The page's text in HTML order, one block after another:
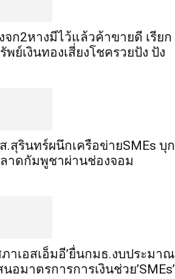
จก​2​หาง​มีไว้แล้ว​ค้าขาย​ดี​ เรียก​
พย์เงินทอง​เสี่ยงโชค​รวยปัง​ ปัง​
.สุรินทร์ผนึกเครือข่ายSMEs บุก
าดกัมพูชาผ่านช่องจอม
ภาเอสเอ็มอี’ยื่นกมธ.งบประมาณ
นอมาตรการการเงินช่วย’SMEs’